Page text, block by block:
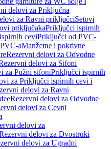
delovi za Priključna
za Ravni priključciSetovi
priključakaPriključci ispirnih
ceviPriključci od PVC-
aManžetne i pokrivne
Rezervni delovi za Odvodne
delovi za Sifoni
za Pužni sifoniPriključci ispirnih
za Priključci ispirnih cevi i
delovi za Ravni
Rezervni delovi za Odvodne
delovi za Cevni
delovi za
delovi za Dvostruki
delovi za Ugradni